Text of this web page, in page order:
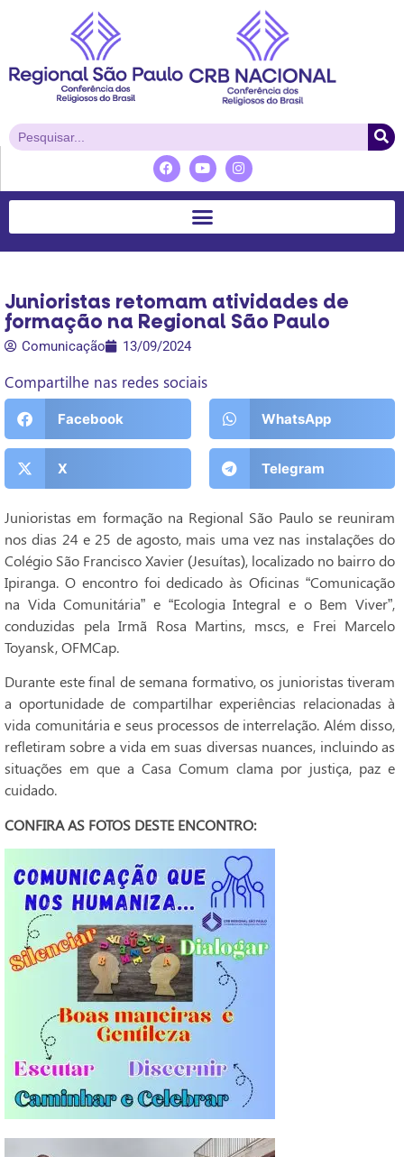
Junioristas retomam atividades de
formação na Regional São Paulo
Comunicação 13/09/2024
Compartilhe nas redes sociais
Facebook WhatsApp
X Telegram
Junioristas em formação na Regional São Paulo se reuniram
nos dias 24 e 25 de agosto, mais uma vez nas instalações do
Colégio São Francisco Xavier (Jesuítas), localizado no bairro do
Ipiranga. O encontro foi dedicado às Oficinas “Comunicação
na Vida Comunitária” e “Ecologia Integral e o Bem Viver”,
conduzidas pela Irmã Rosa Martins, mscs, e Frei Marcelo
Toyansk, OFMCap.
Durante este final de semana formativo, os junioristas tiveram
a oportunidade de compartilhar experiências relacionadas à
vida comunitária e seus processos de interrelação. Além disso,
refletiram sobre a vida em suas diversas nuances, incluindo as
situações em que a Casa Comum clama por justiça, paz e
cuidado.
CONFIRA AS FOTOS DESTE ENCONTRO: